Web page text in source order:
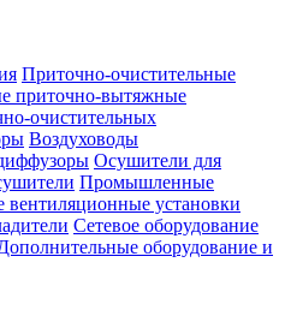
Приточно-очистительные
приточно-вытяжные
очистительных
Воздуховоды
Осушители для
Промышленные
установки
Сетевое оборудование
оборудование и